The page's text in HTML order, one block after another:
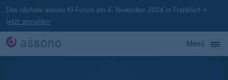
Das nächste assono KI-Forum am 4. November 2026 in Frankfurt •
Jetzt anmelden
Menü